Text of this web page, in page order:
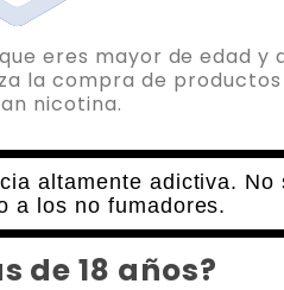
eres mayor de edad y
la compra de productos
nicotina.
altamente adictiva. No
a los no fumadores.
de 18 años?
BABY
VOOPOO